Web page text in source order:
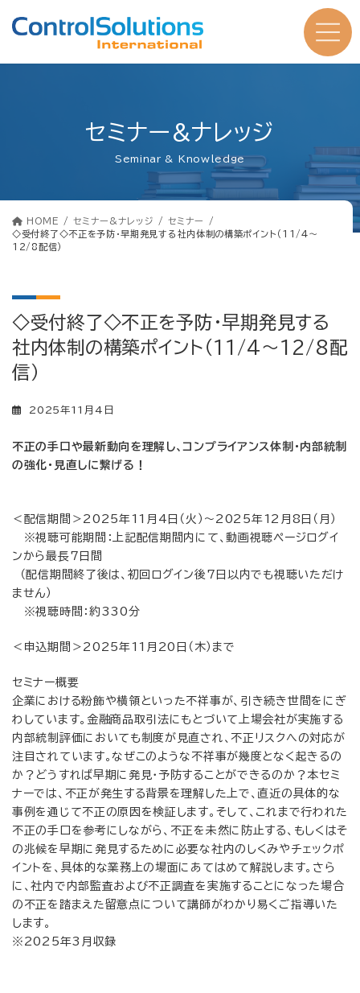
へ
ョ
セミナー&ナレッジ
Seminar & Knowledge
HOME セミナー&ナレッジ
セミナー
◇受付終了◇不正を予防・早期発見する社内体制の構築ポイント（11/4～
12/8配信）
◇受付終了◇不正を予防・早期発見する
社内体制の構築ポイント（11/4～12/8配
信）
2025年11月4日
不正の手口や最新動向を理解し、コンプライアンス体制・内部統制
の強化・見直しに繋げる！
＜配信期間＞2025年11月4日（火）～2025年12月8日（月）
※視聴可能期間：上記配信期間内にて、動画視聴ページログイ
ンから最長7日間
（配信期間終了後は、初回ログイン後7日以内でも視聴いただけ
ません）
※視聴時間：約330分
＜申込期間＞2025年11月20日（木）まで
セミナー概要
企業における粉飾や横領といった不祥事が、引き続き世間をにぎ
わしています。金融商品取引法にもとづいて上場会社が実施する
内部統制評価においても制度が見直され、不正リスクへの対応が
注目されています。なぜこのような不祥事が幾度となく起きるの
か？どうすれば早期に発見・予防することができるのか？本セミ
ナーでは、不正が発生する背景を理解した上で、直近の具体的な
事例を通じて不正の原因を検証します。そして、これまで行われた
不正の手口を参考にしながら、不正を未然に防止する、もしくはそ
の兆候を早期に発見するために必要な社内のしくみやチェックポ
イントを、具体的な業務上の場面にあてはめて解説します。さら
に、社内で内部監査および不正調査を実施することになった場合
の不正を踏まえた留意点について講師がわかり易くご指導いた
します。
※2025年3月収録